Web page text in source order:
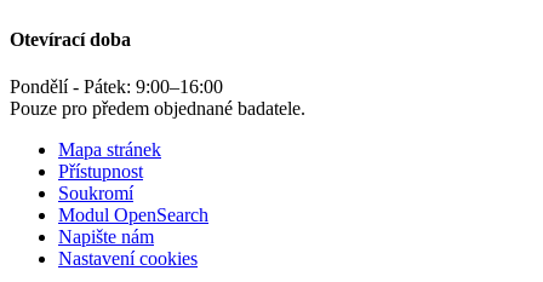
Otevírací doba
Pondělí - Pátek: 9:00–16:00
Pouze pro předem objednané badatele.
Mapa stránek
Přístupnost
Soukromí
Modul OpenSearch
Napište nám
Nastavení cookies